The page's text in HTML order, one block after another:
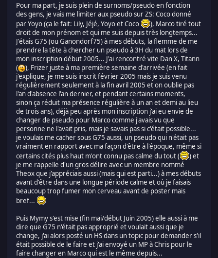
Pour ma part, je suis plein de surnoms/pseudo en fonction
des gens, je vais me limiter aux pseudo sur ZS: Coco donné
par Yoyo (ça le fait: Lily, Jéjé, Yoyo et Coco
), Marco tiré tout
droit de mon prénom et qui me suis depuis très longtemps...
J'étais G75 (ou Ganondorf75) à mes débuts, la flemme de me
prendre la tête à chercher un pseudo à 3H du mat lors de
mon inscription début 2005... J'ai rencontré vite Dan X, Titann
(
), Frizer juste à ma première semaine d'arrivée (en fait
j'explique, je me suis inscrit février 2005 mais je suis venu
régulièrement seulement à la fin avril 2005 et on oublie pas
l'an d'absence l'an dernier, et pendant certains moments,
sinon ça réduit ma présence régulière à un an et demi au lieu
de trois ans), déjà peu après mon inscription j'ai eu envie de
changer de pseudo pour Marco comme j'avais vu que
personne ne l'avait pris, mais je savais pas si c'était possible...
je voulais me cacher sous G75 aussi, un pseudo qui n'était pas
vraiment en rapport avec ma façon d'être à l'époque, même si
certains cités plus haut m'ont connu pas calme du tout (
) et
je me rappelle d'un gros délire avec un membre nommé
Theox que j'appréciais aussi (mais qui est parti...) à mes débuts
avant d'être dans une longue période calme et où je faisais
beaucoup trop fumer mon cerveau avant de poster mais
bref...
Puis Mymy s'est mise (fin mai/début Juin 2005) elle aussi à me
dire que G75 n'était pas approprié et voulait aussi que je
change, j'ai alors posté un HS dans un topic pour demander s'il
était possible de le faire et j'ai envoyé un MP à Chris pour le
faire changer en Marco qui est le même depuis...